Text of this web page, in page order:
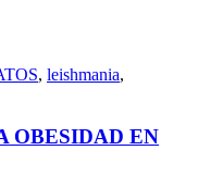
, leishmania,
OBESIDAD EN